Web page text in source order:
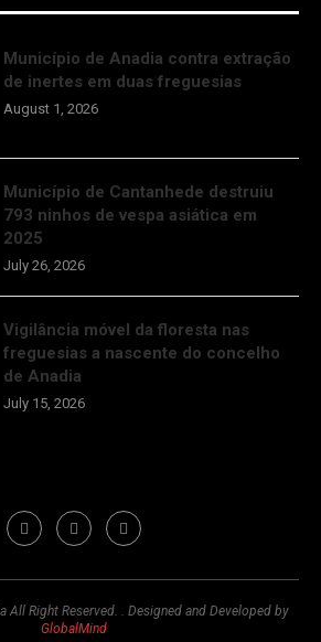
Município de Anadia contra extração
de inertes em duas freguesias
August 1, 2026
Município de Cantanhede destruiu
793 ninhos de vespa asiática em
2025
July 26, 2026
Vigilância móvel da floresta nas
freguesias a nascente do concelho
de Anadia
July 15, 2026
All Right Reserved. . Designed and Developed by
GlobalMind